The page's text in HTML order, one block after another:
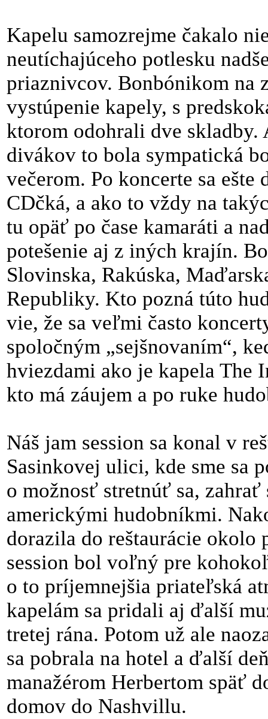
Kapelu samozrejme čakalo
neutíchajúceho potlesku
priaznivcov. Bonbónikom na
vystúpenie kapely, s
ktorom odohrali dve
divákov to bola sympatická
večerom. Po koncerte sa
CDčká, a ako to vždy na
tu opäť po čase kamaráti a
potešenie aj z iných krajín.
Slovinska, Rakúska,
Republiky. Kto pozná túto
vie, že sa veľmi často
spoločným „sejšnovaním“,
hviezdami ako je kapela The
kto má záujem a po ruke
Náš jam session sa konal v
Sasinkovej ulici, kde sme sa
o možnosť stretnúť sa,
americkými hudobníkmi.
dorazila do reštaurácie okolo
session bol voľný pre
o to príjemnejšia priateľská
kapelám sa pridali aj ďalší
tretej rána. Potom už ale
sa pobrala na hotel a ďalší
manažérom Herbertom späť
domov do Nashvillu.